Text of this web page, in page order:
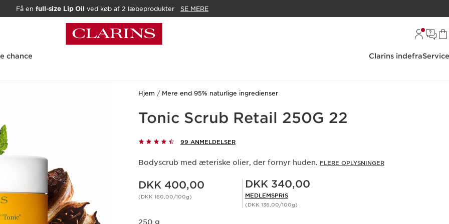
Få en full-size Lip Oil ved køb af 2 læbeprodukter SE MERE
chance Clarins indefra
Hjem Mere end 95% naturlige ingredienser
Tonic Scrub Retail 250G 22
99 ANMELDELSER
Bodyscrub med æteriske olier, der fornyr huden. FLERE OPLYSNINGER
Nuværende pris DKK 400,00
DKK 400,00
(DKK 160,00/100g)
Medlemspris DKK 340,00
DKK 340,00
MEDLEMSPRIS
(DKK 136,00/100g)
250 g